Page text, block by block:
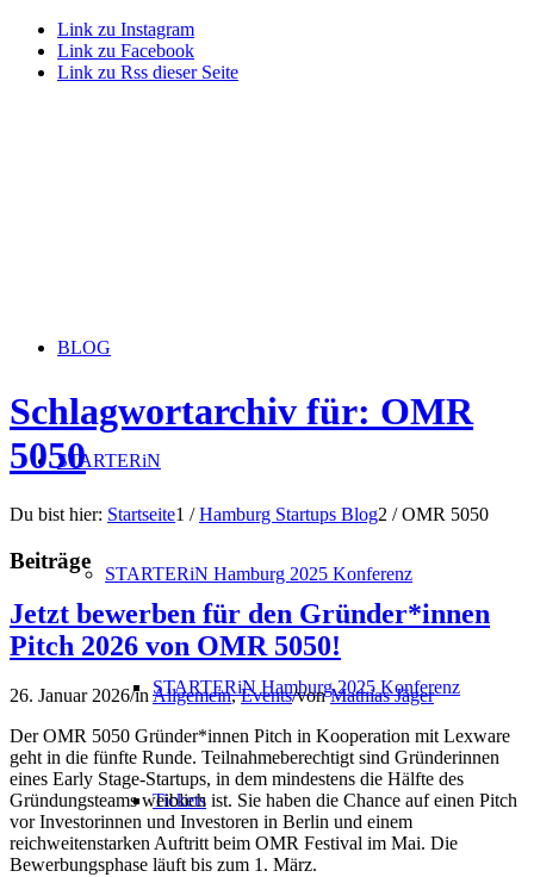
Link zu Instagram
Link zu Facebook
Link zu Rss dieser Seite
BLOG
STARTERiN
STARTERiN Hamburg 2025 Konferenz
STARTERiN Hamburg 2025 Konferenz
Tickets
Schlagwortarchiv für: OMR
5050
Du bist hier: Startseite1 / Hamburg Startups Blog2 / OMR 5050
Beiträge
Jetzt bewerben für den Gründer*innen
Pitch 2026 von OMR 5050!
26. Januar 2026/inAllgemein,Events/vonMathias Jäger
Der OMR 5050 Gründer*innen Pitch in Kooperation mit Lexware
geht in die fünfte Runde. Teilnahmeberechtigt sind Gründerinnen
eines Early Stage-Startups, in dem mindestens die Hälfte des
Gründungsteams weiblich ist. Sie haben die Chance auf einen Pitch
vor Investorinnen und Investoren in Berlin und einem
reichweitenstarken Auftritt beim OMR Festival im Mai. Die
Bewerbungsphase läuft bis zum 1. März.